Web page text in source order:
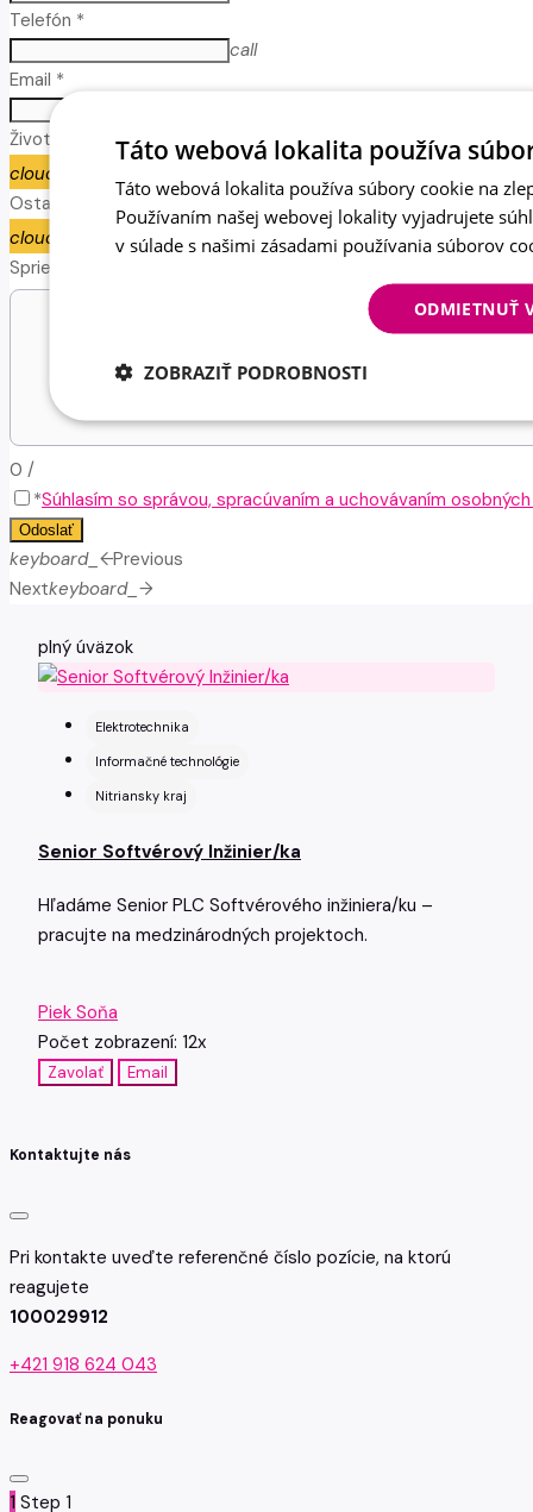
Telefón *
call
Email *
Životopis
cloud_upload
Ostatné prílohy
cloud_uploadNAHRAŤ PRÍLOHY
Sprievodný text
0 /
*Súhlasím so správou, spracúvaním a uchovávaním
Odoslať
keyboard_arrow_leftPrevious
Nextkeyboard_arrow_right
plný úväzok
Elektrotechnika
Informačné technológie
Nitriansky kraj
Senior Softvérový Inžinier/ka
Hľadáme Senior PLC Softvérového inžiniera/ku –
pracujte na medzinárodných projektoch.
Piek Soňa
Počet zobrazení: 12x
Zavolať Email
Kontaktujte nás
Pri kontakte uveďte referenčné číslo pozície, na ktorú
reagujete
100029912
+421 918 624 043
Reagovať na ponuku
1 Step 1
Táto webová lokalita používa
Táto webová lokalita používa súbory cookie na
Používaním našej webovej lokality vyjadrujete
v súlade s našimi zásadami používania súborov
ODMIETNUŤ
ZOBRAZIŤ PODROBNOSTI